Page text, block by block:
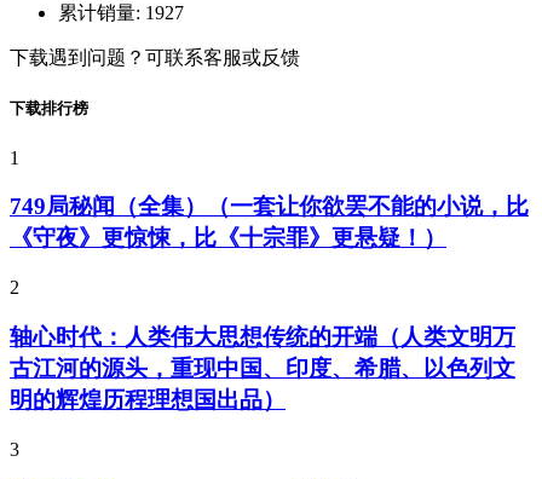
累计销量: 1927
下载遇到问题？可联系客服或反馈
下载排行榜
1
749局秘闻（全集）（一套让你欲罢不能的小说，比
《守夜》更惊悚，比《十宗罪》更悬疑！）
2
轴心时代：人类伟大思想传统的开端（人类文明万
古江河的源头，重现中国、印度、希腊、以色列文
明的辉煌历程理想国出品）
3